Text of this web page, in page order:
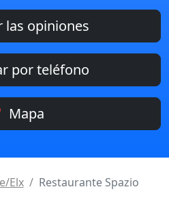
las opiniones
por teléfono
Mapa
Elx Restaurante Spazio